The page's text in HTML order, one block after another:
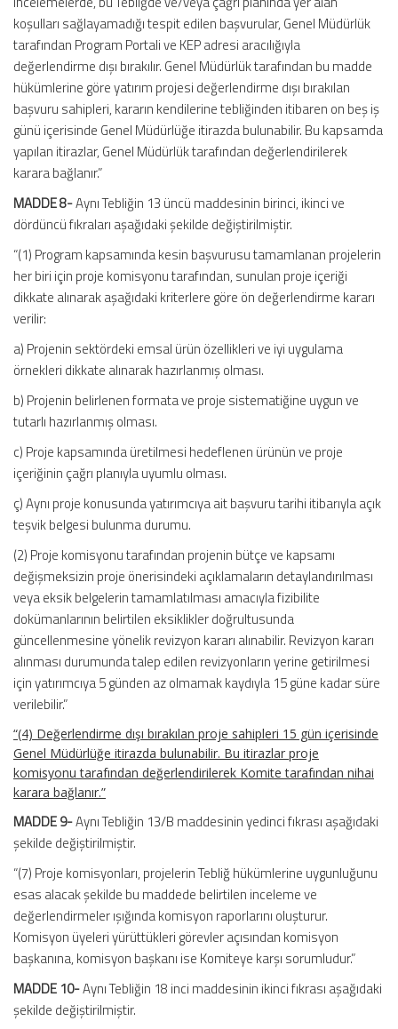
koşulları sağlayamadığı tespit edilen başvurular, Genel Müdürlük
tarafından Program Portali ve KEP adresi aracılığıyla
değerlendirme dışı bırakılır. Genel Müdürlük tarafından bu madde
hükümlerine göre yatırım projesi değerlendirme dışı bırakılan
başvuru sahipleri, kararın kendilerine tebliğinden itibaren on beş iş
günü içerisinde Genel Müdürlüğe itirazda bulunabilir. Bu kapsamda
yapılan itirazlar, Genel Müdürlük tarafından değerlendirilerek
karara bağlanır.”
MADDE 8-Aynı Tebliğin 13 üncü maddesinin birinci, ikinci ve
dördüncü fıkraları aşağıdaki şekilde değiştirilmiştir.
“(1) Program kapsamında kesin başvurusu tamamlanan projelerin
her biri için proje komisyonu tarafından, sunulan proje içeriği
dikkate alınarak aşağıdaki kriterlere göre ön değerlendirme kararı
verilir:
a) Projenin sektördeki emsal ürün özellikleri ve iyi uygulama
örnekleri dikkate alınarak hazırlanmış olması.
b) Projenin belirlenen formata ve proje sistematiğine uygun ve
tutarlı hazırlanmış olması.
c) Proje kapsamında üretilmesi hedeflenen ürünün ve proje
içeriğinin çağrı planıyla uyumlu olması.
ç) Aynı proje konusunda yatırımcıya ait başvuru tarihi itibarıyla açık
teşvik belgesi bulunma durumu.
(2) Proje komisyonu tarafından projenin bütçe ve kapsamı
değişmeksizin proje önerisindeki açıklamaların detaylandırılması
veya eksik belgelerin tamamlatılması amacıyla fizibilite
dokümanlarının belirtilen eksiklikler doğrultusunda
güncellenmesine yönelik revizyon kararı alınabilir. Revizyon kararı
alınması durumunda talep edilen revizyonların yerine getirilmesi
için yatırımcıya 5 günden az olmamak kaydıyla 15 güne kadar süre
verilebilir.”
“(4) Değerlendirme dışı bırakılan proje sahipleri 15 gün içerisinde
Genel Müdürlüğe itirazda bulunabilir. Bu itirazlar proje
komisyonu tarafından değerlendirilerek Komite tarafından nihai
karara bağlanır.”
MADDE 9-Aynı Tebliğin 13/B maddesinin yedinci fıkrası aşağıdaki
şekilde değiştirilmiştir.
“(7) Proje komisyonları, projelerin Tebliğ hükümlerine uygunluğunu
esas alacak şekilde bu maddede belirtilen inceleme ve
değerlendirmeler ışığında komisyon raporlarını oluşturur.
Komisyon üyeleri yürüttükleri görevler açısından komisyon
başkanına, komisyon başkanı ise Komiteye karşı sorumludur.”
MADDE 10-Aynı Tebliğin 18 inci maddesinin ikinci fıkrası aşağıdaki
şekilde değiştirilmiştir.